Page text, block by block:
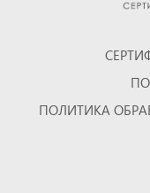
ПОЛИТИКА